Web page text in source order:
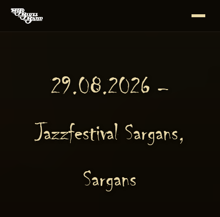
29.08.2026 –
Jazzfestival Sargans,
Sargans